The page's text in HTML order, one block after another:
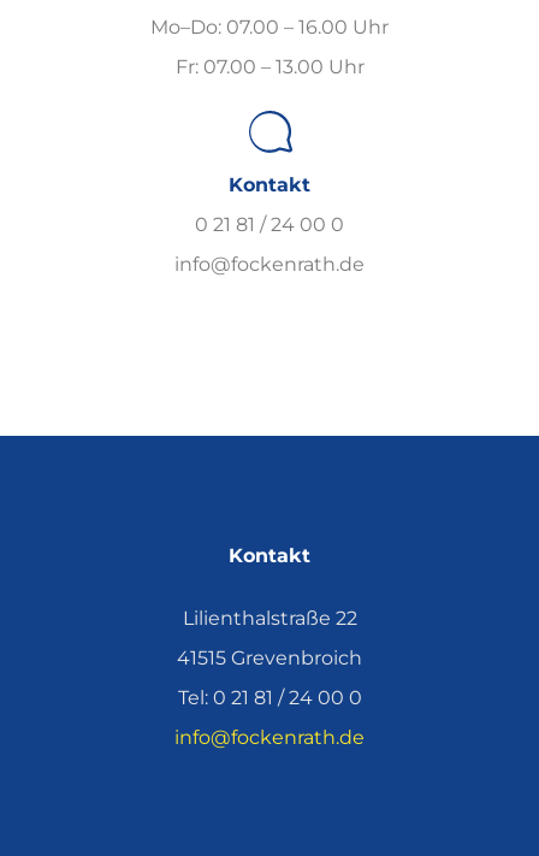
Mo–Do: 07.00 – 16.00 Uhr
Fr: 07.00 – 13.00 Uhr
Kontakt
0 21 81 / 24 00 0
info@fockenrath.de
Kontakt
Lilienthalstraße 22
41515 Grevenbroich
Tel: 0 21 81 / 24 00 0
info@fockenrath.de